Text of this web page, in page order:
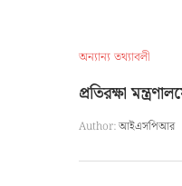
অন্যান্য তথ্যাবলী
প্রতিরক্ষা
Author:আইএসপিআর